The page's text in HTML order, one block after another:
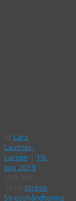
Lars
Lautrup-
Larsen
10.
juni 2019
Stress
Stresshåndtering